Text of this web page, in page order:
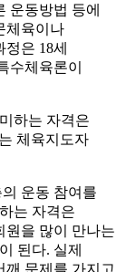
운동방법 등에
체육이나
은 18세
수체육론이
하는 자격은
체육지도자
운동 참여를
는 자격은
원을 많이 만나는
된다. 실제
깨 문제를 가지고